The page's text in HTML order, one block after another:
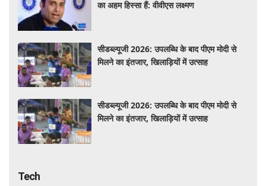
का अहम हिस्सा हैं: वीवीएस लक्ष्मण
सीडब्ल्यूजी 2026: उपलब्धि के बाद पीएम मोदी से
मिलने का इंतजार, खिलाड़ियों में उत्साह
सीडब्ल्यूजी 2026: उपलब्धि के बाद पीएम मोदी से
मिलने का इंतजार, खिलाड़ियों में उत्साह
Tech